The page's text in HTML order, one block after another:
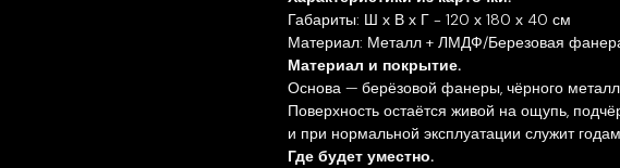
Габариты: Ш х В х Г - 120 х 180 х 40 см
Материал: Металл + ЛМДФ/Березовая
Материал и покрытие.
Основа — берёзовой фанеры, чёрного
Поверхность остаётся живой на ощупь,
и при нормальной эксплуатации служит
Где будет уместно.